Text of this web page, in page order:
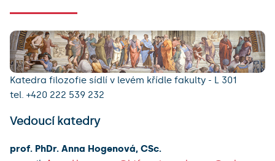
Katedra filozofie sídlí v levém křídle fakulty - L 301
tel. +420 222 539 232
Vedoucí katedry
prof. PhDr. Anna Hogenová, CSc.